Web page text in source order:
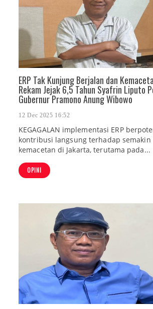
ERP Tak Kunjung Berjalan dan
Rekam Jejak 6,5 Tahun Syafrin Liputo
Gubernur Pramono Anung Wibowo
12 Dec 2025 16:52
KEGAGALAN implementasi ERP
kontribusi langsung terhadap semakin
kemacetan di Jakarta, terutama pada...
OPINI